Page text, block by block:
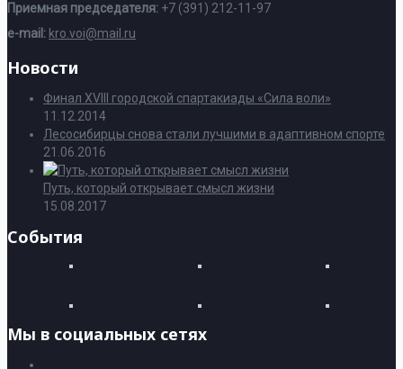
Приемная председателя: +7 (391) 212-11-97
e-mail: kro.voi@mail.ru
Новости
Финал XVIII городской спартакиады «Сила воли»
11.12.2014
Лесосибирцы снова стали лучшими в адаптивном спорте
21.06.2016
Путь, который открывает смысл жизни
15.08.2017
События
Мы в социальных сетях